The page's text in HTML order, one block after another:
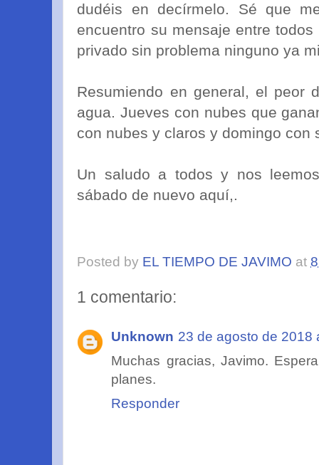
dudéis en decírmelo. Sé que
encuentro su mensaje entre
privado sin problema ninguno ya
Resumiendo en general, el peor
agua. Jueves con nubes que
con nubes y claros y domingo con
Un saludo a todos y nos
sábado de nuevo aquí,.
Posted by EL TIEMPO DE JAVIMO at
1 comentario:
Unknown 23 de agosto de 2018
Muchas gracias, Javimo.
planes.
Responder